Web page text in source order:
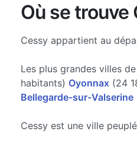
Où se trouve
Cessy appartient au
Les plus grandes villes
habitants) Oyonnax(24
Bellegarde-sur-Valserine
Cessy est une ville